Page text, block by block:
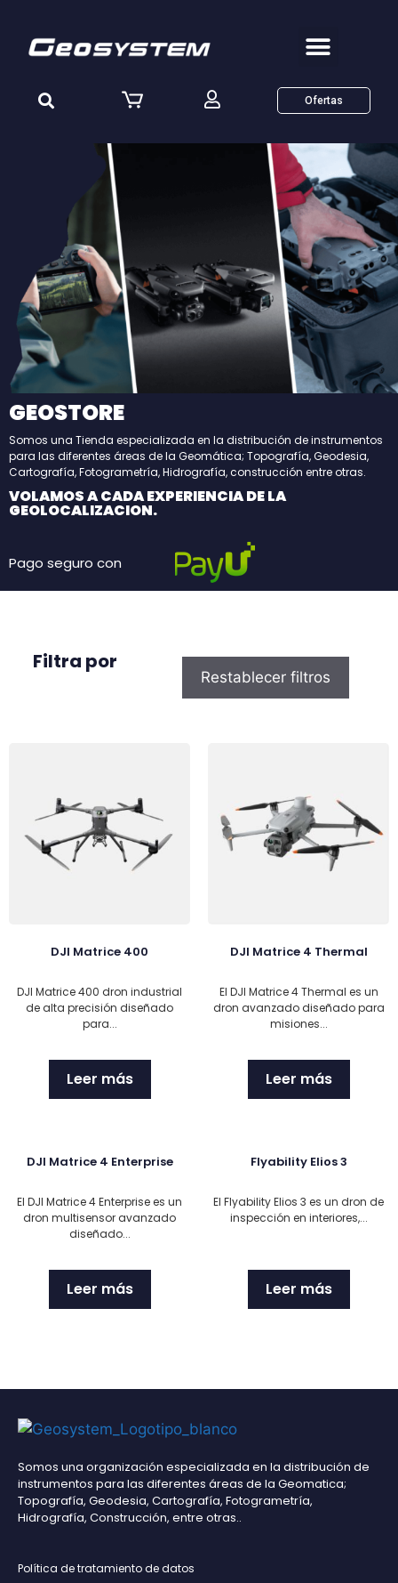
Ofertas
GEOSTORE
Somos una Tienda especializada en la distribución de instrumentos
para las diferentes áreas de la Geomática; Topografía, Geodesia,
Cartografía, Fotogrametría, Hidrografía, construcción entre otras.
VOLAMOS A CADA EXPERIENCIA DE LA
GEOLOCALIZACION.
Pago seguro con
Filtra por
Restablecer filtros
DJI Matrice 400
DJI Matrice 400 dron industrial
de alta precisión diseñado
para...
Leer más
DJI Matrice 4 Thermal
El DJI Matrice 4 Thermal es un
dron avanzado diseñado para
misiones...
Leer más
DJI Matrice 4 Enterprise
El DJI Matrice 4 Enterprise es un
dron multisensor avanzado
diseñado...
Leer más
Flyability Elios 3
El Flyability Elios 3 es un dron de
inspección en interiores,...
Leer más
Somos una organización especializada en la distribución de
instrumentos para las diferentes áreas de la Geomatica;
Topografía, Geodesia, Cartografía, Fotogrametría,
Hidrografía, Construcción, entre otras..
Política de tratamiento de datos